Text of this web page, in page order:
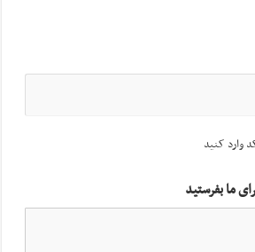
وارد کنید
ما بفرستید